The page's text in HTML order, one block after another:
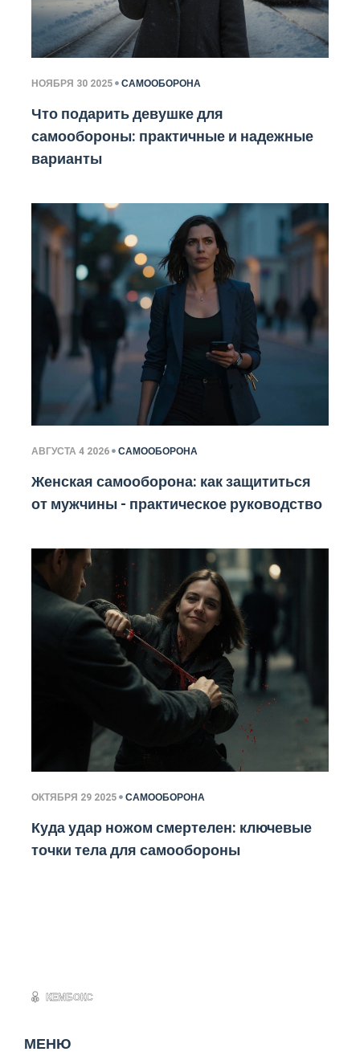
НОЯБРЯ 30 2025 САМООБОРОНА
Что подарить девушке для
самообороны: практичные и надежные
варианты
АВГУСТА 4 2026 САМООБОРОНА
Женская самооборона: как защититься
от мужчины - практическое руководство
ОКТЯБРЯ 29 2025 САМООБОРОНА
Куда удар ножом смертелен: ключевые
точки тела для самообороны
МЕНЮ